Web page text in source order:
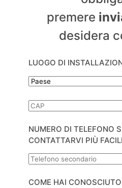
premere
desidera
LUOGO DI
NUMERO DI TELEFONO
CONTATTARVI PIÙ
COME HAI